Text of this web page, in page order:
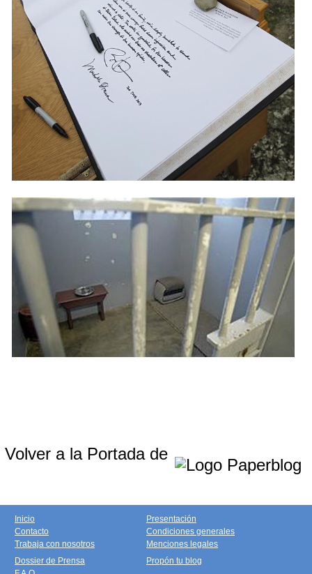
Volver a la Portada de
Inicio
Contacto
Trabaja con nosotros
Presentación
Condiciones generales
Menciones legales
Dossier de Prensa
Propón tu blog